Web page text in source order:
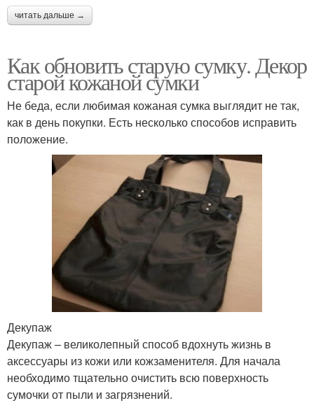
читать дальше →
Как обновить старую сумку. Декор
старой кожаной сумки
Не беда, если любимая кожаная сумка выглядит не так,
как в день покупки. Есть несколько способов исправить
положение.
Декупаж
Декупаж – великолепный способ вдохнуть жизнь в
аксессуары из кожи или кожзаменителя. Для начала
необходимо тщательно очистить всю поверхность
сумочки от пыли и загрязнений.